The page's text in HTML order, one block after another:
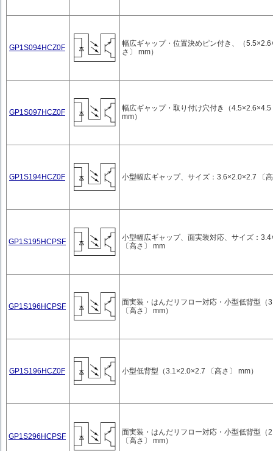
GP1S094HCZ0F
幅広ギャップ・位置決めピン付き、（
さ〕 mm）
GP1S097HCZ0F
幅広ギャップ・取り付け穴付き（4.5×2.6×4.5
mm）
GP1S194HCZ0F 小型幅広ギャップ、サイズ：3.6×2.0×2.7 〔
GP1S195HCPSF
小型幅広ギャップ、面実装対応、サイズ：
〔高さ〕 mm
GP1S196HCPSF
面実装・はんだリフロー対応・小型低背型（
〔高さ〕 mm）
GP1S196HCZ0F 小型低背型（3.1×2.0×2.7 〔高さ〕 mm）
GP1S296HCPSF
面実装・はんだリフロー対応・小型低背型（
〔高さ〕 mm）